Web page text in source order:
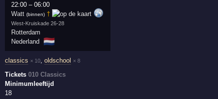
22:00 –06:00
Watt (binnen) †
West-Kruiskade 26-28
Rotterdam
Nederland
🇳🇱
classics × 10,oldschool × 8
Tickets010 Classics
Minimumleeftijd
18